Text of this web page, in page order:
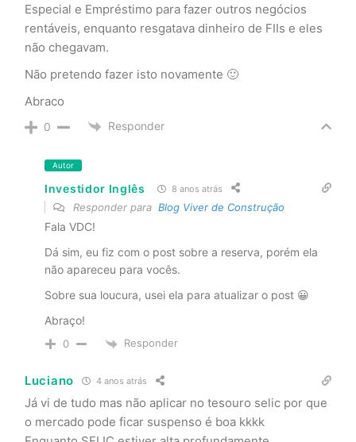
Especial e Empréstimo para fazer outros negócios
rentáveis, enquanto resgatava dinheiro de FIIs e eles
não chegavam.
Não pretendo fazer isto novamente 🙂
Abraco
0 Responder
Autor
Investidor Inglês 8 anos atrás
Responder para Blog Viver de Construção
Fala VDC!
Dá sim, eu fiz com o post sobre a reserva, porém ela
não apareceu para vocês.
Sobre sua loucura, usei ela para atualizar o post 😀
Abraço!
0 Responder
Luciano 4 anos atrás
Já vi de tudo mas não aplicar no tesouro selic por que
o mercado pode ficar suspenso é boa kkkk